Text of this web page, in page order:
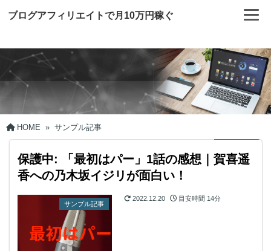
ブログアフィリエイトで月10万円稼ぐ
HOME » サンプル記事
保護中: 「最初はパー」1話の感想｜賀喜遥
香への乃木坂イジリが面白い！
サンプル記事
2022.12.20 目安時間 14分